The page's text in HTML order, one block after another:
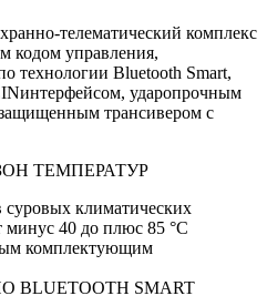
телематический комплекс
кодом управления,
технологии Bluetooth Smart,
ударопрочным
трансивером с
ТЕМПЕРАТУР
суровых климатических
минус 40 до плюс 85 °С
комплектующим
SMART